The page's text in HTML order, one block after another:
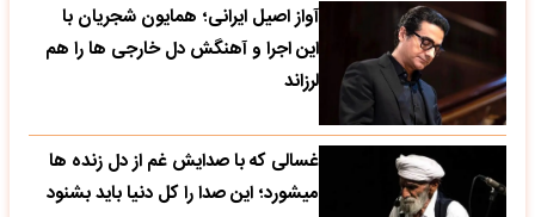
آواز اصیل ایرانی؛ همایون شجریان با
این اجرا و آهنگش دل خارجی ها را هم
لرزاند
غسالی که با صدایش غم از دل زنده ها
میشورد؛ این صدا را کل دنیا باید بشنود